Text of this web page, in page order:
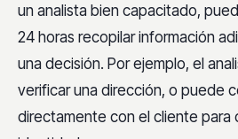
un analista bien capacitado,
24 horas recopilar información
una decisión. Por ejemplo, el
verificar una dirección, o puede
directamente con el cliente para